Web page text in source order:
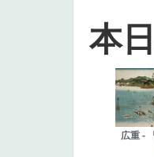
本
広重 -